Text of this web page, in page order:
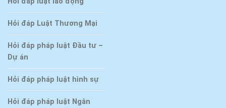
Hỏi đáp Luật Thương Mại
Hỏi đáp pháp luật Đầu tư –
Dự án
Hỏi đáp pháp luật hình sự
Hỏi đáp pháp luật Ngân